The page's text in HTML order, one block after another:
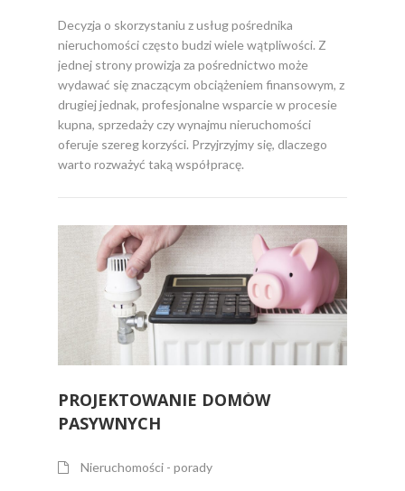
Decyzja o skorzystaniu z usług pośrednika
nieruchomości często budzi wiele wątpliwości. Z
jednej strony prowizja za pośrednictwo może
wydawać się znaczącym obciążeniem finansowym, z
drugiej jednak, profesjonalne wsparcie w procesie
kupna, sprzedaży czy wynajmu nieruchomości
oferuje szereg korzyści. Przyjrzyjmy się, dlaczego
warto rozważyć taką współpracę.
PROJEKTOWANIE DOMÓW
PASYWNYCH
Nieruchomości - porady